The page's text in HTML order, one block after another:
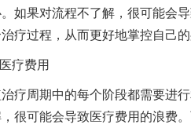
如果对流程不了解，很可能会
疗过程，从而更好地掌控自己
疗费用
疗周期中的每个阶段都需要进
很可能会导致医疗费用的浪费